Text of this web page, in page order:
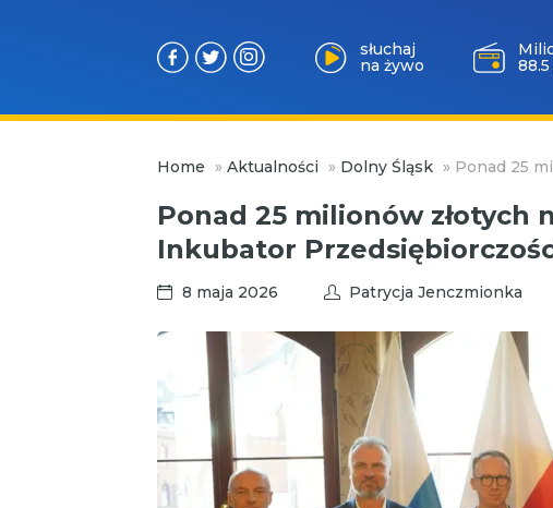
słuchaj
na żywo
88.5
Home » Aktualności » Dolny Śląsk » Ponad 25
Ponad 25 milionów złotych
Inkubator
8 maja 2026 Patrycja Jenczmionka